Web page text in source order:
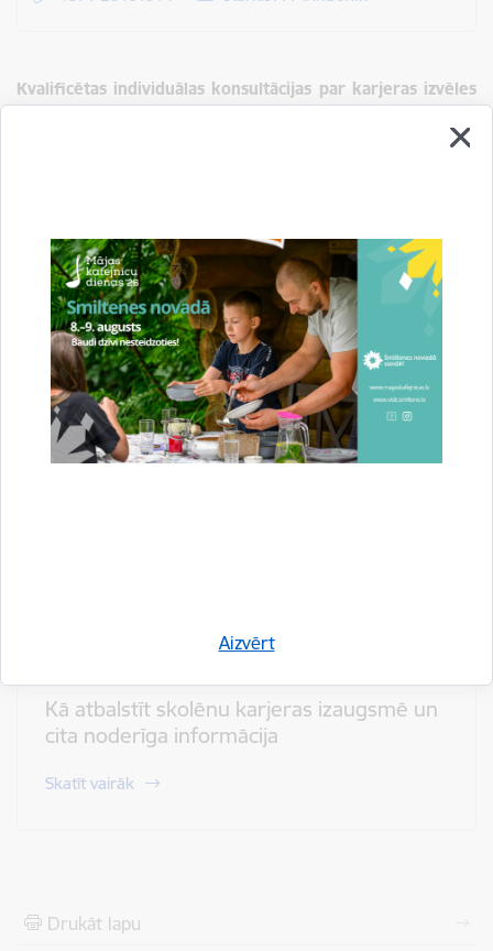
Aizvērt
Kvalificētas individuālas konsultācijas par karjeras izvēles
citiem interesentiem ir iespēja saņemt arī augstskolu
Latvijas Universitātes (LU) Karjeras centrā ;
Rīgas Stradiņa universitātes(RSU)Karjeras centrā
Daugavpils Universitātes (DU)Studējošo servisa centrā
Kā arī Nodarbinātības valsts aģentūrāKarjeras konsultācijas |
Nodarbinātības valsts aģentūra
Kā atbalstīt skolēnu karjeras izaugsmē un
cita noderīga informācija
Skatīt vairāk
Drukāt lapu